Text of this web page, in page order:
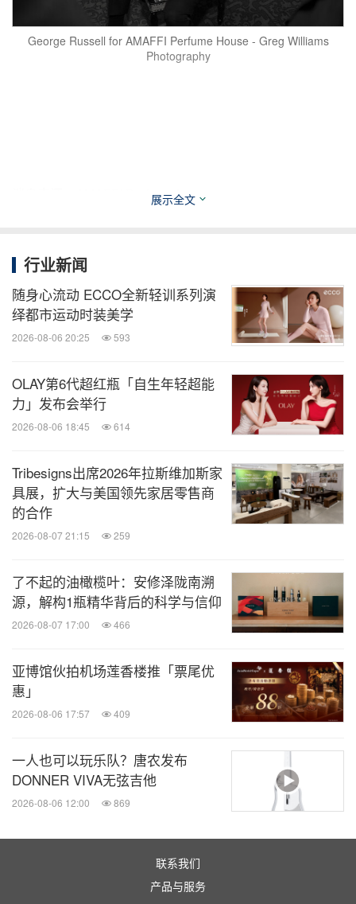
George Russell for AMAFFI Perfume House - Greg Williams
Photography
消息来源：AMAFFI Perfume House
尚、物流行业最新动态。扫描二维码，立即
订阅！
育运动
分享到：
展示全文
行业新闻
随身心流动 ECCO全新轻训系列演
绎都市运动时装美学
2026-08-06 20:25 593
OLAY第6代超红瓶「自生年轻超能
力」发布会举行
2026-08-06 18:45 614
Tribesigns出席2026年拉斯维加斯家
具展，扩大与美国领先家居零售商
的合作
2026-08-07 21:15 259
了不起的油橄榄叶：安修泽陇南溯
源，解构1瓶精华背后的科学与信仰
2026-08-07 17:00 466
亚博馆伙拍机场莲香楼推「票尾优
惠」
2026-08-06 17:57 409
一人也可以玩乐队？唐农发布
DONNER VIVA无弦吉他
2026-08-06 12:00 869
联系我们
产品与服务